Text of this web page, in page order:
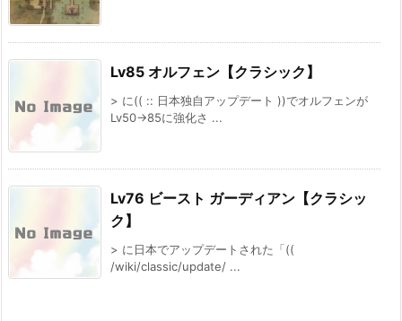
Lv85 オルフェン【クラシック】
> に(( :: 日本独自アップデート ))でオルフェンが
Lv50→85に強化さ ...
Lv76 ビースト ガーディアン【クラシッ
ク】
> に日本でアップデートされた「((
/wiki/classic/update/ ...